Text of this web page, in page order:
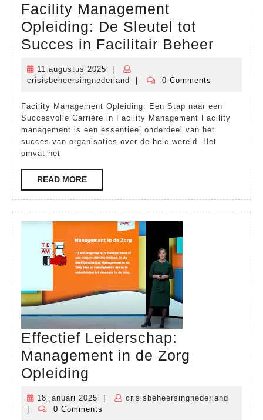
Facility Management
Opleiding: De Sleutel tot
Succes in Facilitair Beheer
Sleutel
tot
11 augustus 2025
11
augustus
crisisbeheersingnederland
crisisbeheersingnederland
0 Comments
Facility Management Opleiding: Een Stap naar een
Succesvolle Carrière in Facility Management Facility
management is een essentieel onderdeel van het
succes van organisaties over de hele wereld. Het
omvat het
READ MOREREAD
MORE
Effectief Leiderschap:
Management in de Zorg
Opleiding
Leiderschap:
Management
18 januari 2025
18
januari
crisisbeheersingnederland
0 Comments